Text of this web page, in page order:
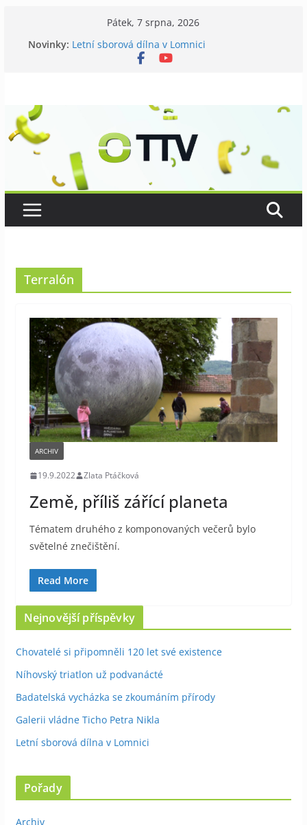
Pátek, 7 srpna, 2026
Novinky: Letní sborová dílna v Lomnici
Chovatelé si připomněli 120 let své existence
Terralón
ARCHIV
19.9.2022 Zlata Ptáčková
Země, příliš zářící planeta
Tématem druhého z komponovaných večerů bylo
světelné znečištění.
Read More
Nejnovější příspěvky
Chovatelé si připomněli 120 let své existence
Níhovský triatlon už podvanácté
Badatelská vycházka se zkoumáním přírody
Galerii vládne Ticho Petra Nikla
Letní sborová dílna v Lomnici
Pořady
Archiv